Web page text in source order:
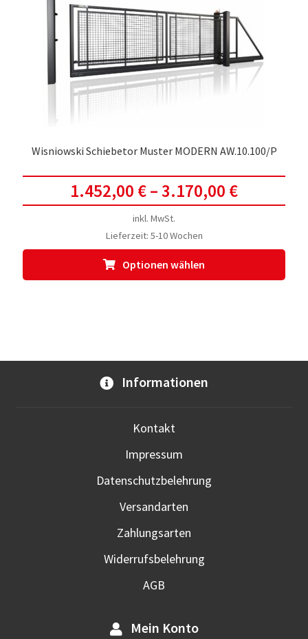
Wisniowski Schiebetor Muster MODERN AW.10.100/P
1.452,00 €–3.170,00 €
inkl. MwSt.
Lieferzeit: 5-10 Wochen
Optionen wählen
Informationen
Kontakt
Impressum
Datenschutzbelehrung
Versandarten
Zahlungsarten
Widerrufsbelehrung
AGB
Mein Konto